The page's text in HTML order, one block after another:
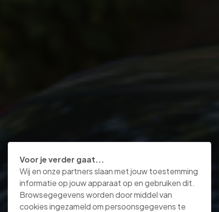
Voor je verder gaat...
Wij en onze partners slaan met jouw toestemming
informatie op jouw apparaat op en gebruiken dit.
Browsegegevens worden door middel van
cookies ingezameld om persoonsgegevens te